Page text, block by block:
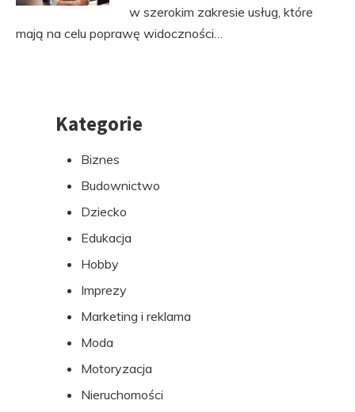
w szerokim zakresie usług, które
mają na celu poprawę widoczności…
PrzejdźKategorie
Biznes
Budownictwo
Dziecko
Edukacja
Hobby
Imprezy
Marketing i reklama
Moda
Motoryzacja
Nieruchomości